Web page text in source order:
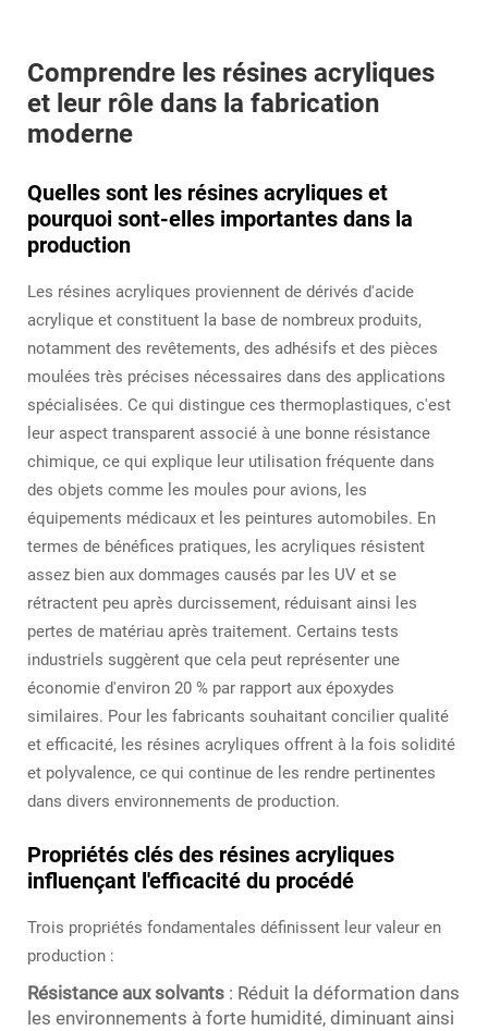
Comprendre les résines acryliques
et leur rôle dans la fabrication
moderne
Quelles sont les résines acryliques et
pourquoi sont-elles importantes dans la
production
Les résines acryliques proviennent de dérivés d'acide
acrylique et constituent la base de nombreux produits,
notamment des revêtements, des adhésifs et des pièces
moulées très précises nécessaires dans des applications
spécialisées. Ce qui distingue ces thermoplastiques, c'est
leur aspect transparent associé à une bonne résistance
chimique, ce qui explique leur utilisation fréquente dans
des objets comme les moules pour avions, les
équipements médicaux et les peintures automobiles. En
termes de bénéfices pratiques, les acryliques résistent
assez bien aux dommages causés par les UV et se
rétractent peu après durcissement, réduisant ainsi les
pertes de matériau après traitement. Certains tests
industriels suggèrent que cela peut représenter une
économie d'environ 20 % par rapport aux époxydes
similaires. Pour les fabricants souhaitant concilier qualité
et efficacité, les résines acryliques offrent à la fois solidité
et polyvalence, ce qui continue de les rendre pertinentes
dans divers environnements de production.
Propriétés clés des résines acryliques
influençant l'efficacité du procédé
Trois propriétés fondamentales définissent leur valeur en
production :
Résistance aux solvants : Réduit la déformation dans
les environnements à forte humidité, diminuant ainsi